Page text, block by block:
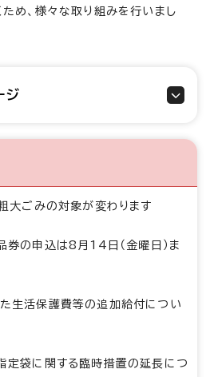
め、様々な取り組みを行いまし
ジ
大ごみの対象が変わります
券の申込は8月14日（金曜日）ま
生活保護費等の追加給付につい
定袋に関する臨時措置の延長につ